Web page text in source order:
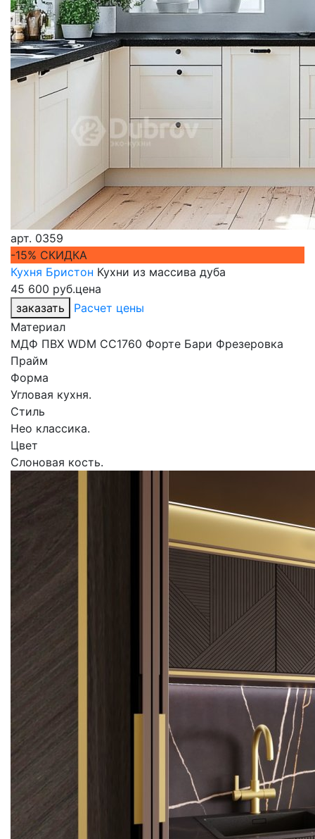
арт. 0359
-15% СКИДКА
Кухня Бристон Кухни из массива дуба
45 600 руб.цена
заказать
Расчет цены
Материал
МДФ ПВХ WDM CC1760 Форте Бари Фрезеровка
Прайм
Форма
Угловая кухня.
Стиль
Нео классика.
Цвет
Слоновая кость.